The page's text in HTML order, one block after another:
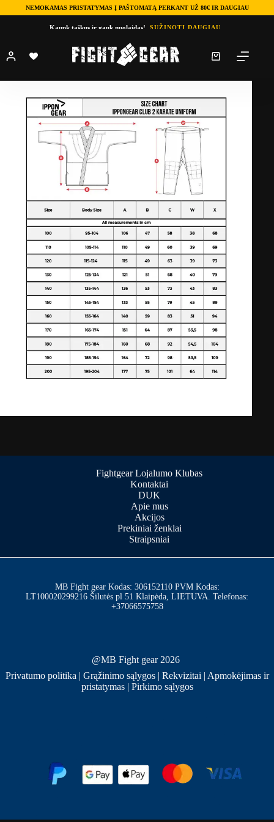
NEMOKAMAS PRISTATYMAS Į PAŠTOMATĄ PERKANT UŽ 80€ IR DAUGIAU
Kaupk taškus ir gauk nuolaidas! SUŽINOTI DAUGIAU
Shopping
cart
Fightgear Lojalumo Klubas
Kontaktai
DUK
Apie mus
Akcijos
Prekiniai ženklai
Straipsniai
MB Fight gear Kodas: 306152110 PVM Kodas:
LT100020299216 Šilutės pl 51 Klaipėda, LIETUVA. Telefonas:
+37066575758
@MB Fight gear 2026
Privatumo politika | Grąžinimo sąlygos | Rekvizitai | Apmokėjimas ir
pristatymas| Pirkimo sąlygos